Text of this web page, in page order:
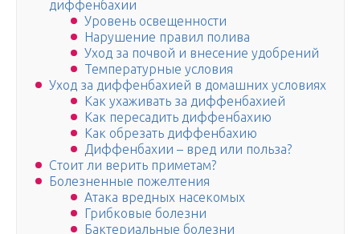
диффенбахии
Уровень освещенности
Нарушение правил полива
Уход за почвой и внесение удобрений
Температурные условия
Уход за диффенбахией в домашних условиях
Как ухаживать за диффенбахией
Как пересадить диффенбахию
Как обрезать диффенбахию
Диффенбахии – вред или польза?
Стоит ли верить приметам?
Болезненные пожелтения
Атака вредных насекомых
Грибковые болезни
Бактериальные болезни